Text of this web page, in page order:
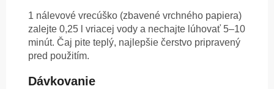
1 nálevové vrecúško (zbavené vrchného papiera)
zalejte 0,25 l vriacej vody a nechajte lúhovať 5–10
minút. Čaj pite teplý, najlepšie čerstvo pripravený
pred použitím.
Dávkovanie